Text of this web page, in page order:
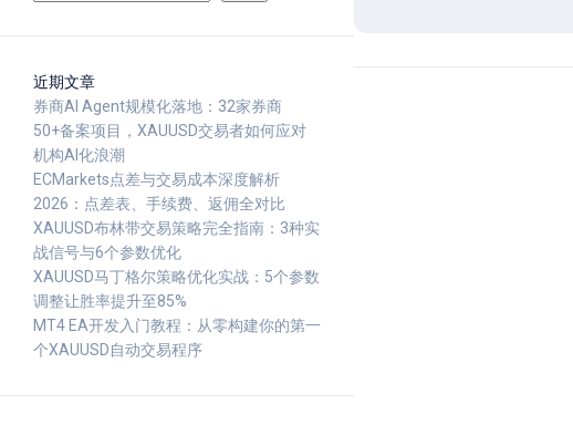
近期文章
券商AI Agent规模化落地：32家券商
50+备案项目，XAUUSD交易者如何应对
机构AI化浪潮
ECMarkets点差与交易成本深度解析
2026：点差表、手续费、返佣全对比
XAUUSD布林带交易策略完全指南：3种实
战信号与6个参数优化
XAUUSD马丁格尔策略优化实战：5个参数
调整让胜率提升至85%
MT4 EA开发入门教程：从零构建你的第一
个XAUUSD自动交易程序